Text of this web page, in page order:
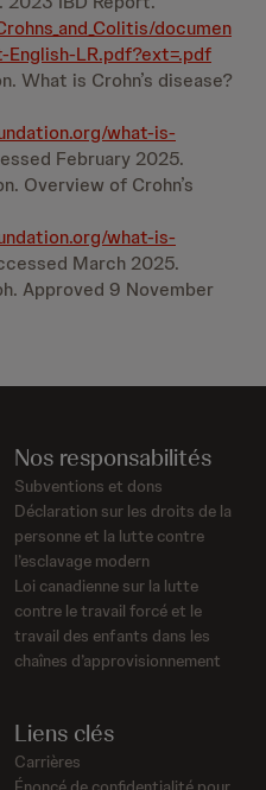
documen
LR.pdf?ext=.pdf
What is Crohn’s disease?
what-is-
February 2025.
Overview of Crohn’s
what-is-
March 2025.
Approved 9 November
Nos responsabilités
Subventions et dons
Déclaration sur les droits de la
personne et la lutte contre
l’esclavage modern
Loi canadienne sur la lutte
contre le travail forcé et le
travail des enfants dans les
chaînes d’approvisionnement
Liens clés
Carrières